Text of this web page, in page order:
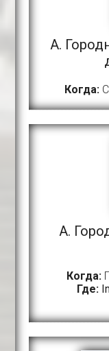
А.
Когда:
A.
Когда:
Где: